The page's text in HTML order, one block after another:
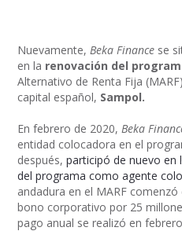
Nuevamente, Beka Finance se
en la renovación del
Alternativo de Renta Fija
capital español, Sampol.
En febrero de 2020, Beka
entidad colocadora en el
después,participó de nuevo en
del programa como agente
andadura en el MARF
bono corporativo por 25
pago anual se realizó en